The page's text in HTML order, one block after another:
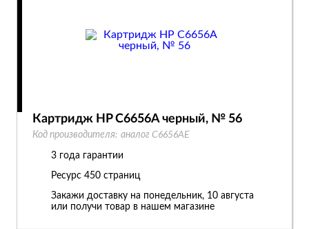
Картридж HP C6656A черный, № 56
Код производителя: аналог C6656AE
3 года гарантии
Ресурс 450 страниц
Закажи доставку на понедельник, 10 августа
или получи товар в нашем магазине